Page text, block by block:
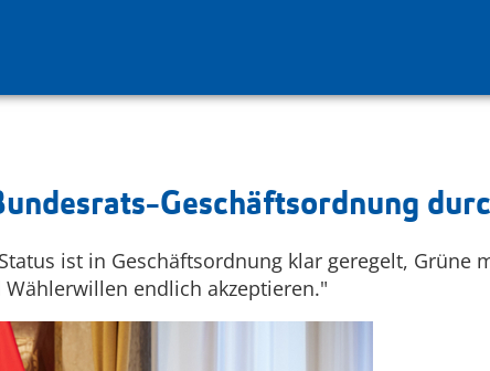
Geschäftsordnung
ist in Geschäftsordnung klar geregelt, Grüne
endlich akzeptieren."